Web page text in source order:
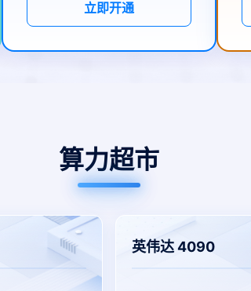
立即开通
算力超市
英伟达 4090